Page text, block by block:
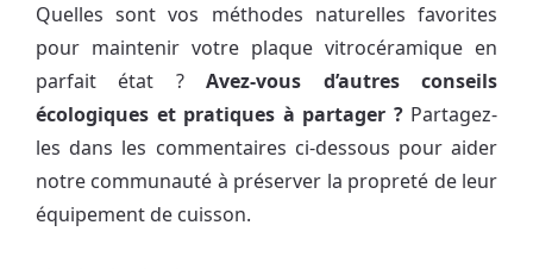
Quelles sont vos méthodes naturelles favorites
pour maintenir votre plaque vitrocéramique en
parfait état ?Avez-vous d’autres conseils
écologiques et pratiques à partager ?Partagez-
les dans les commentaires ci-dessous pour aider
notre communauté à préserver la propreté de leur
équipement de cuisson.